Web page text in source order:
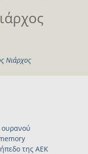
Νιάρχος
ουρανού
της ΑΕΚ